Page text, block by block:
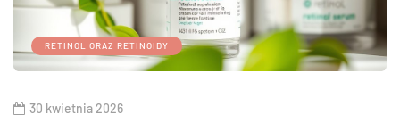
RETINOL ORAZ RETINOIDY
30 kwietnia 2026